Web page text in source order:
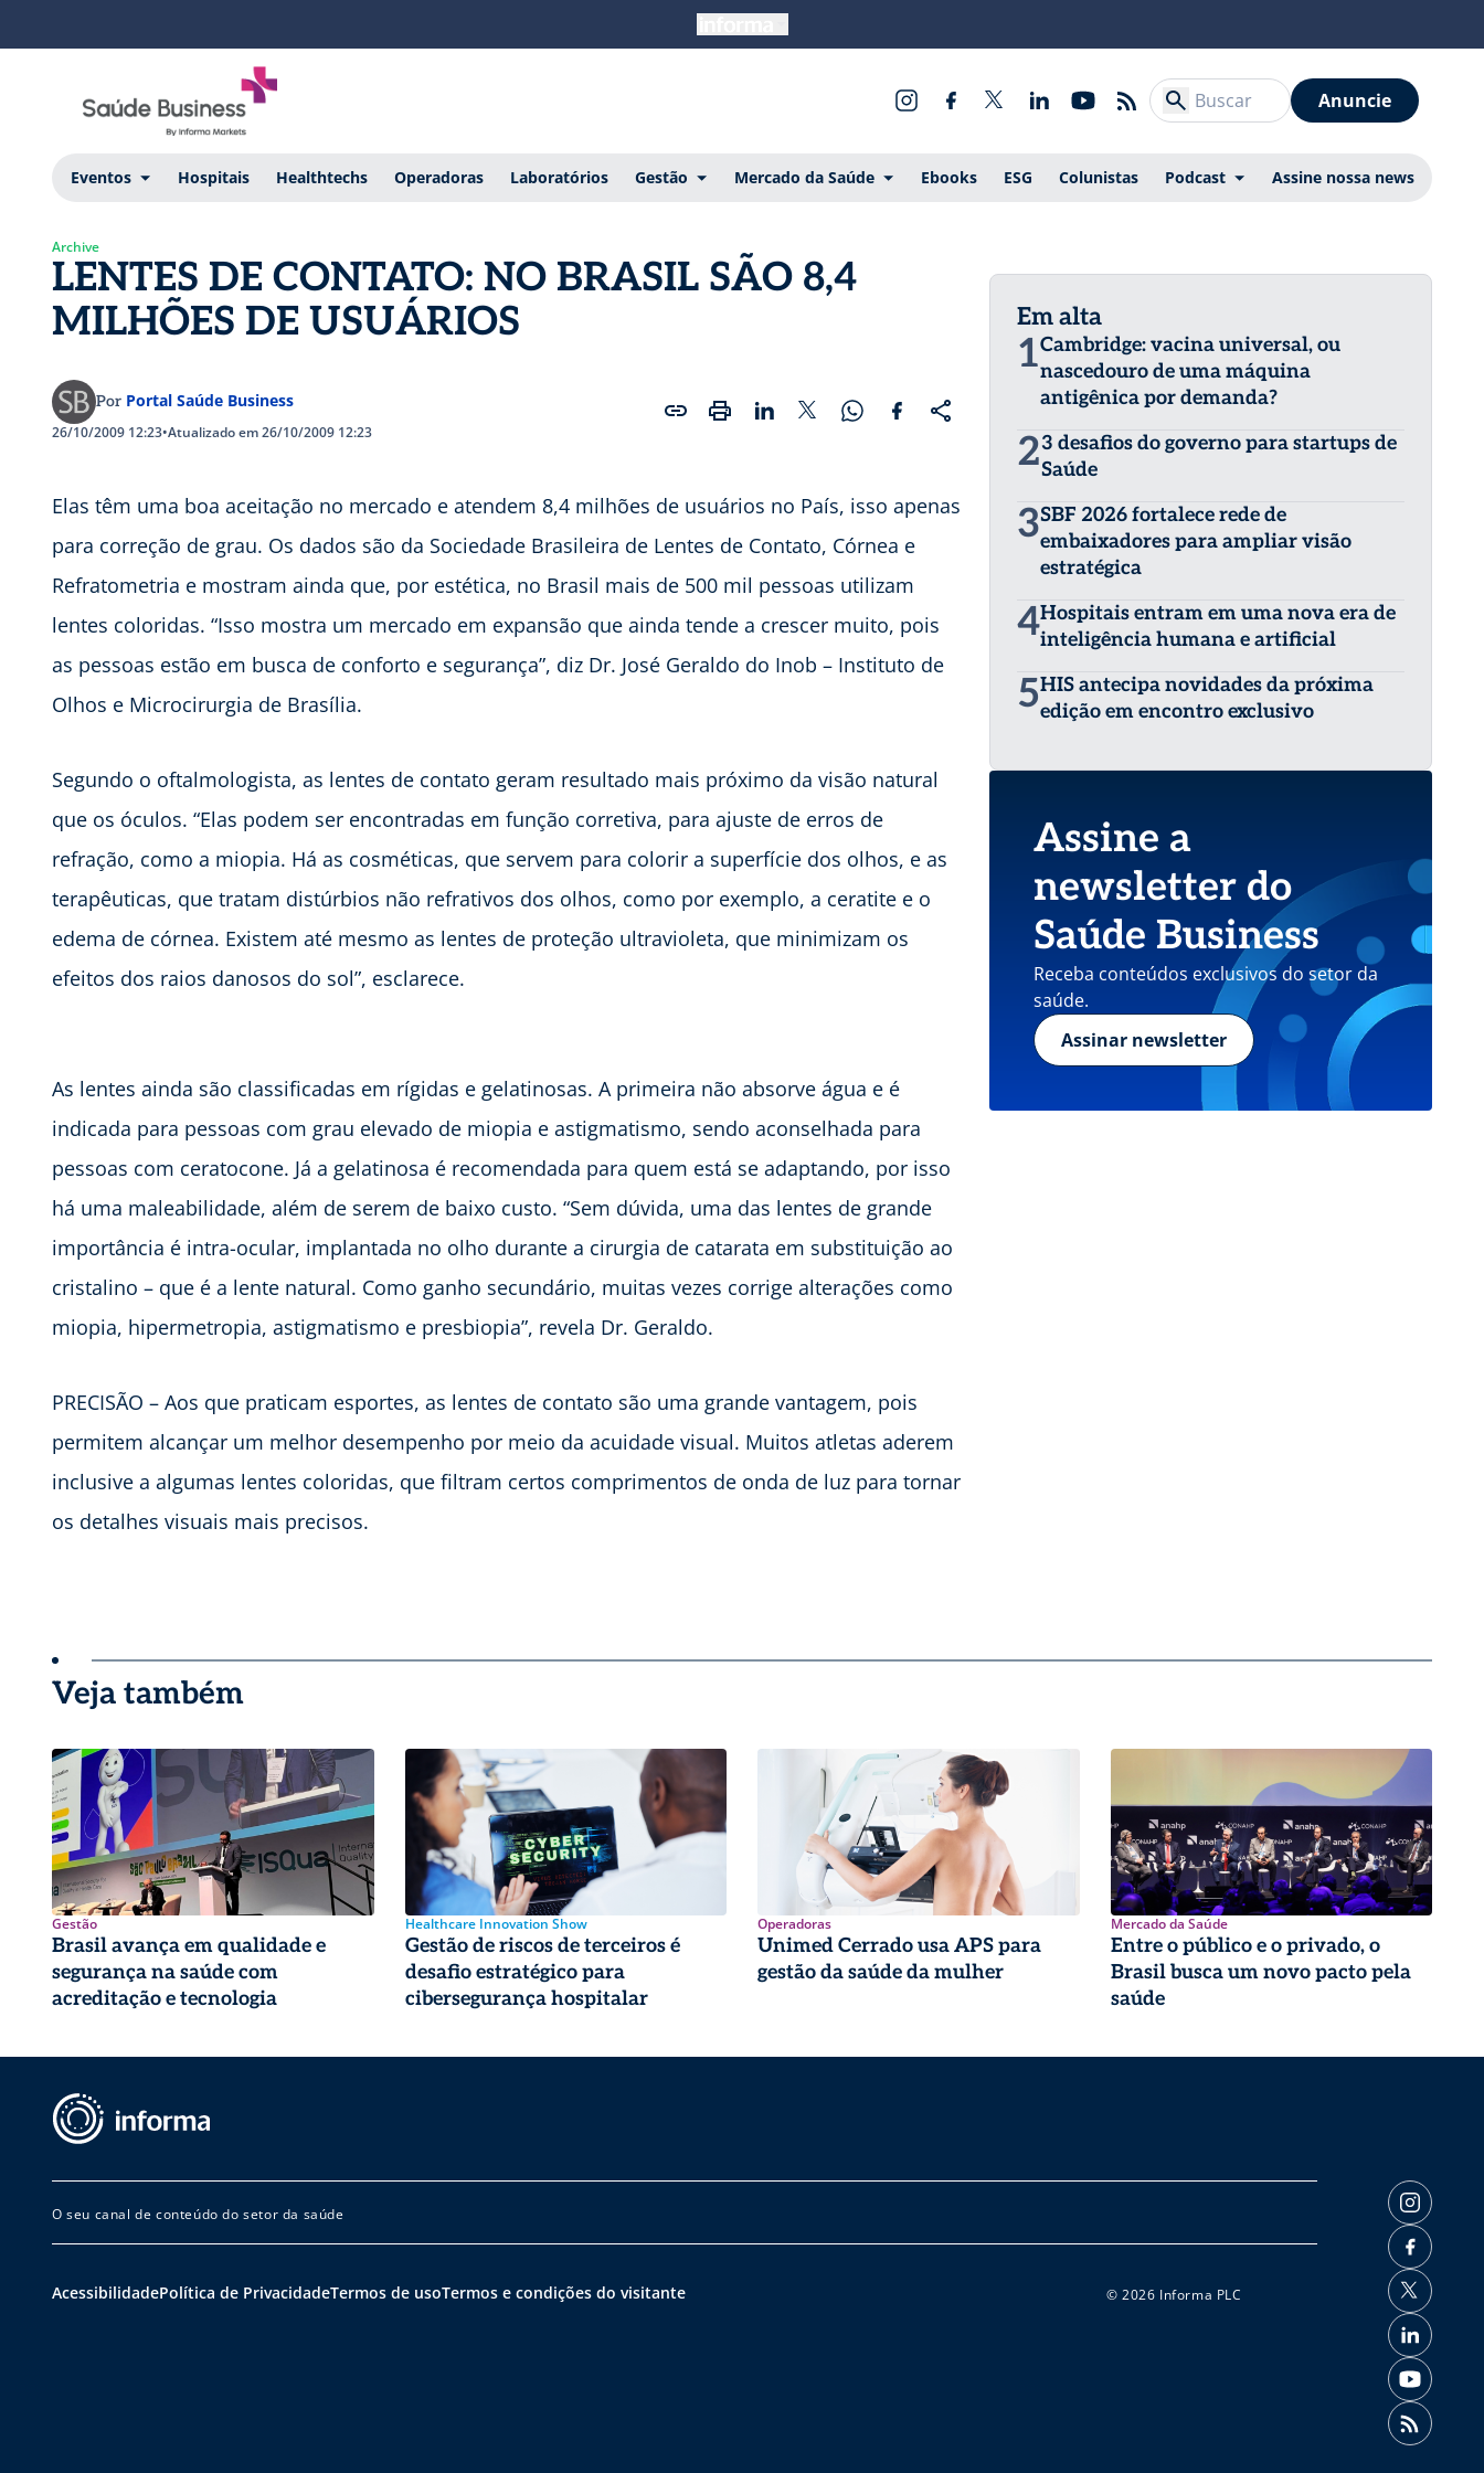
Anuncie
Eventos Hospitais Healthtechs Operadoras Laboratórios Gestão Mercado da Saúde Ebooks ESG Colunistas Podcast Assine nossa news
Archive
LENTES DE CONTATO: NO BRASIL SÃO 8,4
MILHÕES DE USUÁRIOS
Por Portal Saúde Business
26/10/2009 12:23•Atualizado em 26/10/2009 12:23
Elas têm uma boa aceitação no mercado e atendem 8,4 milhões de usuários no País, isso apenas
para correção de grau. Os dados são da Sociedade Brasileira de Lentes de Contato, Córnea e
Refratometria e mostram ainda que, por estética, no Brasil mais de 500 mil pessoas utilizam
lentes coloridas. “Isso mostra um mercado em expansão que ainda tende a crescer muito, pois
as pessoas estão em busca de conforto e segurança”, diz Dr. José Geraldo do Inob – Instituto de
Olhos e Microcirurgia de Brasília.
Segundo o oftalmologista, as lentes de contato geram resultado mais próximo da visão natural
que os óculos. “Elas podem ser encontradas em função corretiva, para ajuste de erros de
refração, como a miopia. Há as cosméticas, que servem para colorir a superfície dos olhos, e as
terapêuticas, que tratam distúrbios não refrativos dos olhos, como por exemplo, a ceratite e o
edema de córnea. Existem até mesmo as lentes de proteção ultravioleta, que minimizam os
efeitos dos raios danosos do sol”, esclarece.
As lentes ainda são classificadas em rígidas e gelatinosas. A primeira não absorve água e é
indicada para pessoas com grau elevado de miopia e astigmatismo, sendo aconselhada para
pessoas com ceratocone. Já a gelatinosa é recomendada para quem está se adaptando, por isso
há uma maleabilidade, além de serem de baixo custo. “Sem dúvida, uma das lentes de grande
importância é intra-ocular, implantada no olho durante a cirurgia de catarata em substituição ao
cristalino – que é a lente natural. Como ganho secundário, muitas vezes corrige alterações como
miopia, hipermetropia, astigmatismo e presbiopia”, revela Dr. Geraldo.
PRECISÃO – Aos que praticam esportes, as lentes de contato são uma grande vantagem, pois
permitem alcançar um melhor desempenho por meio da acuidade visual. Muitos atletas aderem
inclusive a algumas lentes coloridas, que filtram certos comprimentos de onda de luz para tornar
os detalhes visuais mais precisos.
Em alta
1Cambridge: vacina universal, ou
nascedouro de uma máquina
antigênica por demanda?
23 desafios do governo para startups de
Saúde
3SBF 2026 fortalece rede de
embaixadores para ampliar visão
estratégica
4Hospitais entram em uma nova era de
inteligência humana e artificial
5HIS antecipa novidades da próxima
edição em encontro exclusivo
Assine a
newsletter do
Saúde Business
Receba conteúdos exclusivos do setor da
saúde.
Assinar newsletter
Veja também
Gestão
Brasil avança em qualidade e
segurança na saúde com
acreditação e tecnologia
Healthcare Innovation Show
Gestão de riscos de terceiros é
desafio estratégico para
cibersegurança hospitalar
Operadoras
Unimed Cerrado usa APS para
gestão da saúde da mulher
Mercado da Saúde
Entre o público e o privado, o
Brasil busca um novo pacto pela
saúde
O seu canal de conteúdo do setor da saúde
AcessibilidadePolítica de PrivacidadeTermos de usoTermos e condições do visitante © 2026 Informa PLC